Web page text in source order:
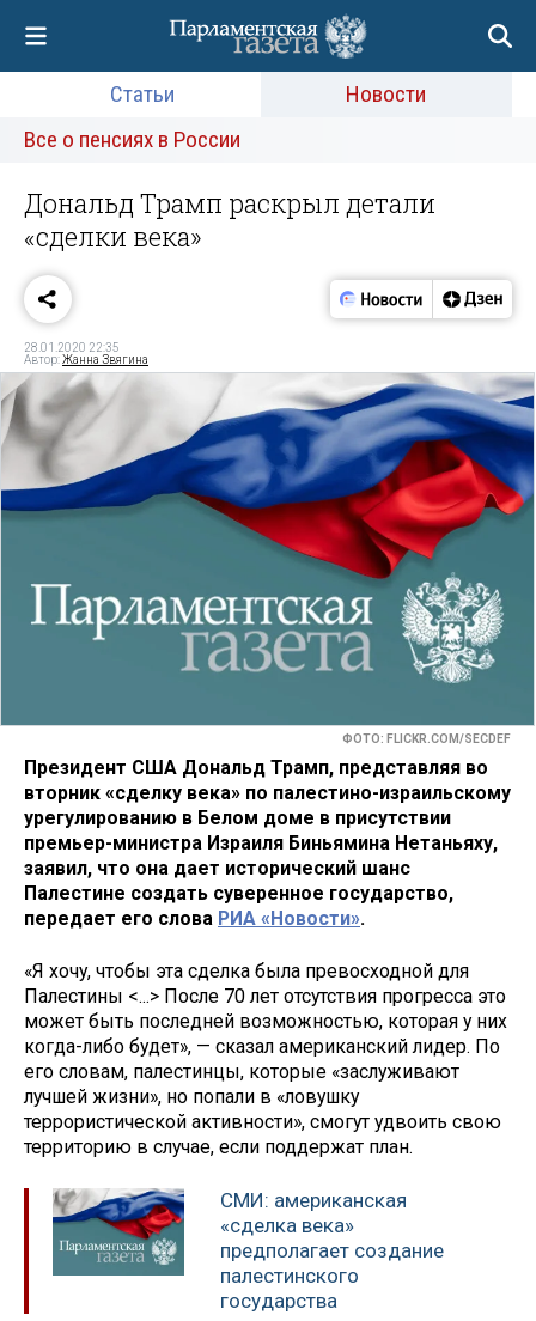
Статьи
Новости
Все о пенсиях в России
Дональд Трамп раскрыл детали
«сделки века»
28.01.2020 22:35
Автор:Жанна Звягина
ФОТО: FLICKR.COM/SECDEF
Президент США Дональд Трамп, представляя во
вторник «сделку века» по палестино-израильскому
урегулированию в Белом доме в присутствии
премьер-министра Израиля Биньямина Нетаньяху,
заявил, что она дает исторический шанс
Палестине создать суверенное государство,
передает его слова РИА «Новости».
«Я хочу, чтобы эта сделка была превосходной для
Палестины <...> После 70 лет отсутствия прогресса это
может быть последней возможностью, которая у них
когда-либо будет», — сказал американский лидер. По
его словам, палестинцы, которые «заслуживают
лучшей жизни», но попали в «ловушку
террористической активности», смогут удвоить свою
территорию в случае, если поддержат план.
СМИ: американская
«сделка века»
предполагает создание
палестинского
государства